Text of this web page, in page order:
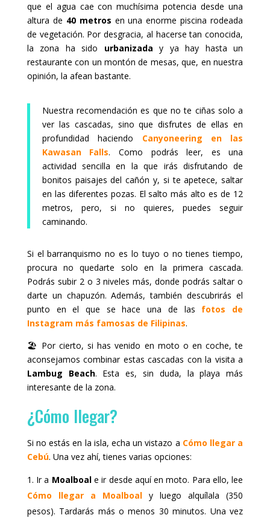
que el agua cae con muchísima potencia desde una
altura de 40 metros en una enorme piscina rodeada
de vegetación. Por desgracia, al hacerse tan conocida,
la zona ha sido urbanizada y ya hay hasta un
restaurante con un montón de mesas, que, en nuestra
opinión, la afean bastante.
Nuestra recomendación es que no te ciñas solo a
ver las cascadas, sino que disfrutes de ellas en
profundidad haciendo Canyoneering en las
Kawasan Falls. Como podrás leer, es una
actividad sencilla en la que irás disfrutando de
bonitos paisajes del cañón y, si te apetece, saltar
en las diferentes pozas. El salto más alto es de 12
metros, pero, si no quieres, puedes seguir
caminando.
Si el barranquismo no es lo tuyo o no tienes tiempo,
procura no quedarte solo en la primera cascada.
Podrás subir 2 o 3 niveles más, donde podrás saltar o
darte un chapuzón. Además, también descubrirás el
punto en el que se hace una de las fotos de
Instagram más famosas de Filipinas.
🏖️ Por cierto, si has venido en moto o en coche, te
aconsejamos combinar estas cascadas con la visita a
Lambug Beach. Esta es, sin duda, la playa más
interesante de la zona.
¿Cómo llegar?
Si no estás en la isla, echa un vistazo a Cómo llegar a
Cebú. Una vez ahí, tienes varias opciones:
Ir a Moalboale ir desde aquí en moto. Para ello, lee
Cómo llegar a Moalboaly luego alquílala (350
pesos). Tardarás más o menos 30 minutos. Una vez